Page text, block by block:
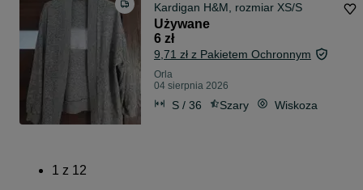
Kardigan H&M, rozmiar XS/S
Używane
6 zł
9,71 zł z Pakietem Ochronnym
Orla
04 sierpnia 2026
S / 36 Szary Wiskoza
1 z 12